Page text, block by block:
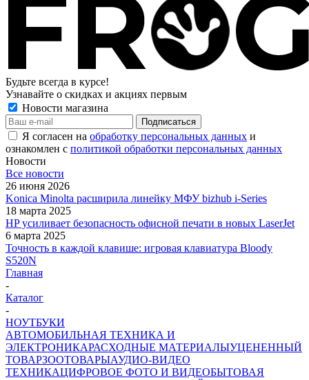
Будьте всегда в курсе!
Узнавайте о скидках и акциях первым
Новости магазина
Я согласен на обработку персональных данных и
ознакомлен с политикой обработки персональных данных
Новости
Все новости
26 июня 2026
Konica Minolta расширила линейку МФУ bizhub i-Series
18 марта 2025
HP усиливает безопасность офисной печати в новых LaserJet
6 марта 2025
Точность в каждой клавише: игровая клавиатура Bloody
S520N
Главная
-
Каталог
-
НОУТБУКИ
АВТОМОБИЛЬНАЯ ТЕХНИКА И
ЭЛЕКТРОНИКАРАСХОДНЫЕ МАТЕРИАЛЫУЦЕНЕННЫЙ
ТОВАРЗООТОВАРЫАУДИО-ВИДЕО
ТЕХНИКАЦИФРОВОЕ ФОТО И ВИДЕОБЫТОВАЯ